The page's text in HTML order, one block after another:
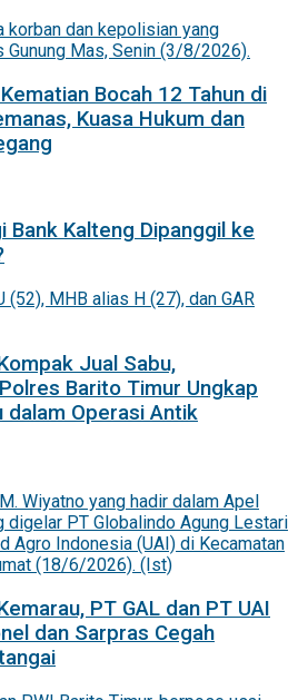
Bocah 12 Tahun di
Kuasa Hukum dan
Bank Kalteng Dipanggil ke
Jual Sabu,
Barito Timur Ungkap
dalam Operasi Antik
PT GAL dan PT UAI
dan Sarpras Cegah